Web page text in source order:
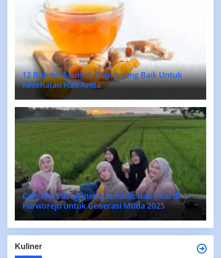
12 Bumbu Alami di Dapur yang Baik Untuk
Kesehatan Hati Anda
Cafe hits Paling Instagramable dan Viral di
Purworejo untuk Generasi Muda 2025
Kuliner